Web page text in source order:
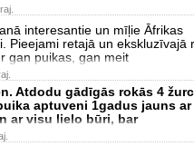
interesantie un mīļie Āfrikas
Pieejami retajā un ekskluzīvajā
gan puikas, gan meit
Atdodu gādīgās rokās 4
aptuveni 1gadus jauns ar
ar visu lielo būri, bar